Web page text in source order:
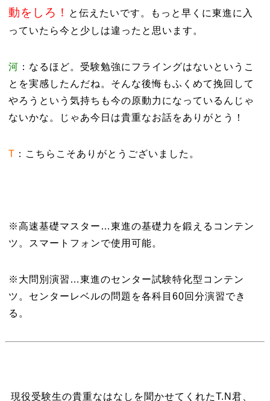
動をしろ！
と伝えたいです。もっと早くに東進に入
っていたら今と少しは違ったと思います。
河 ：なるほど。受験勉強にフライングはないというこ
とを実感したんだね。そんな後悔もふくめて挽回して
やろうという気持ちも今の原動力になっているんじゃ
ないかな。じゃあ今日は貴重なお話をありがとう！
T ：こちらこそありがとうございました。
※高速基礎マスター…東進の基礎力を鍛えるコンテン
ツ。スマートフォンで使用可能。
※大問別演習…東進のセンター試験特化型コンテン
ツ。センターレベルの問題を各科目60回分演習でき
る。
現役受験生の貴重なはなしを聞かせてくれたT.N君、